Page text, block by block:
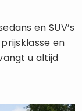
en SUV’s
en
u altijd